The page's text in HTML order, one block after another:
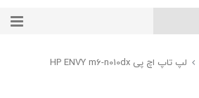
لپ تاپ اچ پی HP ENVY m6-n010dx